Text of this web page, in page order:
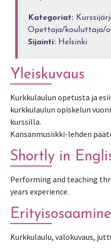
Kategoriat:
Opettaja/kouluttaja/
Sijainti: Helsinki
Yleiskuvaus
Kurkkulaulun opetusta ja
kurkkulaulun opiskelun
kurssilla.
Kansanmusiikki-lehden
Shortly in
Performing and teaching
years experience.
Kurkkulaulu, valokuvaus,